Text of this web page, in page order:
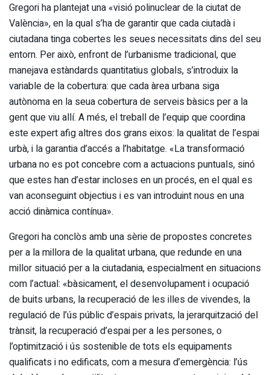
Gregori ha plantejat una «visió polinuclear de la ciutat de
València», en la qual s’ha de garantir que cada ciutadà i
ciutadana tinga cobertes les seues necessitats dins del seu
entorn. Per això, enfront de l’urbanisme tradicional, que
manejava estàndards quantitatius globals, s’introduix la
variable de la cobertura: que cada àrea urbana siga
autònoma en la seua cobertura de serveis bàsics per a la
gent que viu allí. A més, el treball de l’equip que coordina
este expert afig altres dos grans eixos: la qualitat de l’espai
urbà, i la garantia d’accés a l’habitatge. «La transformació
urbana no es pot concebre com a actuacions puntuals, sinó
que estes han d’estar incloses en un procés, en el qual es
van aconseguint objectius i es van introduint nous en una
acció dinàmica contínua».
Gregori ha conclòs amb una sèrie de propostes concretes
per a la millora de la qualitat urbana, que redunde en una
millor situació per a la ciutadania, especialment en situacions
com l’actual: «bàsicament, el desenvolupament i ocupació
de buits urbans, la recuperació de les illes de vivendes, la
regulació de l’ús públic d’espais privats, la jerarquització del
trànsit, la recuperació d’espai per a les persones, o
l’optimització i ús sostenible de tots els equipaments
qualificats i no edificats, com a mesura d’emergència: l’ús